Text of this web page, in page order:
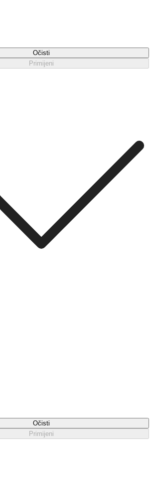
Očisti
Primijeni
Očisti
Primijeni